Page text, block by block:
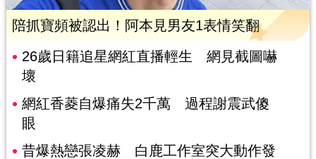
陪抓寶頻被認出！阿本見男友1表情笑翻
26歲日籍追星網紅直播輕生 網見截圖嚇
壞
網紅香菱自爆痛失2千萬 過程謝震武傻
眼
昔爆熱戀張凌赫 白鹿工作室突大動作發